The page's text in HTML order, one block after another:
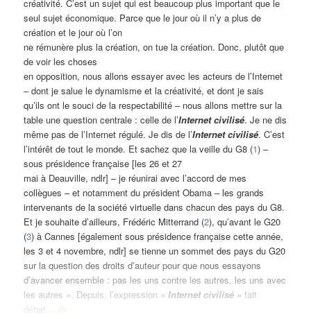
créativité. C’est un sujet qui est beaucoup plus important que le
seul sujet économique. Parce que le jour où il n’y a plus de
création et le jour où l’on
ne rémunère plus la création, on tue la création. Donc, plutôt que
de voir les choses
en opposition, nous allons essayer avec les acteurs de l’Internet
– dont je salue le dynamisme et la créativité, et dont je sais
qu’ils ont le souci de la respectabilité – nous allons mettre sur la
table une question centrale : celle de l’Internet civilisé. Je ne dis
même pas de l’Internet régulé. Je dis de l’Internet civilisé. C’est
l’intérêt de tout le monde. Et sachez que la veille du G8 (1) –
sous présidence française [les 26 et 27
mai à Deauville, ndlr] – je réunirai avec l’accord de mes
collègues – et notamment du président Obama – les grands
intervenants de la société virtuelle dans chacun des pays du G8.
Et je souhaite d’ailleurs, Frédéric Mitterrand (2), qu’avant le G20
(3) à Cannes [également sous présidence française cette année,
les 3 et 4 novembre, ndlr] se tienne un sommet des pays du G20
sur la question des droits d’auteur pour que nous essayons
d’avancer ensemble : pas les uns contre les autres, les uns avec
les autres ». Depuis, l’expression « Internet civilisé » fait
débat… @